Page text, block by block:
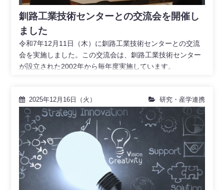
釧路工業技術センターとの交流会を開催し
ました
令和7年12月11日（木）に釧路工業技術センターとの交流
会を実施しました。この交流会は、釧路工業技術センター
が設立された2002年から毎年度実施しています。
2025年12月16日（火） 研究・産学連携